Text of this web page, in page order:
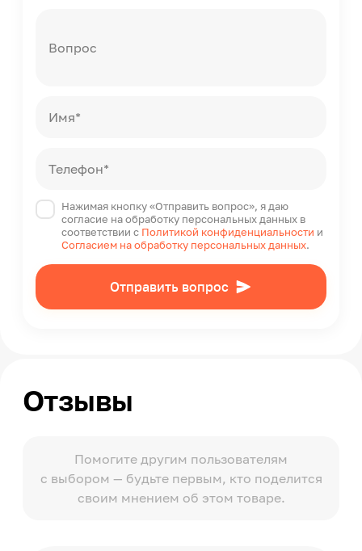
Вопрос
Имя*
Телефон*
Нажимая кнопку «Отправить вопрос», я даю
согласие на обработку персональных данных в
соответствии с Политикой конфиденциальности и
Согласием на обработку персональных данных.
Отправить вопрос
Отзывы
Помогите другим пользователям
с выбором — будьте первым, кто поделится
своим мнением об этом товаре.